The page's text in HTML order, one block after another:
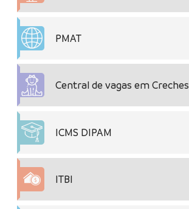
PMAT
Central de vagas em Creches
ICMS DIPAM
ITBI